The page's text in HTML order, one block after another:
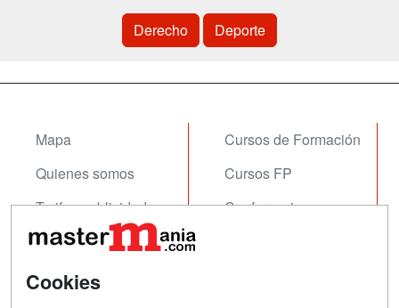
Derecho Deporte
Mapa
Quienes somos
Tarifas publicidad
Acceso Usuarios
Acceso Centros
Cursos de Formación
Cursos FP
Conferencias
Cookies